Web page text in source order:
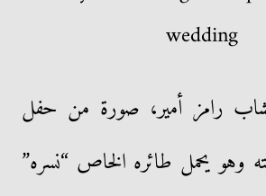
رامز أمير، صورة من حفل
وهو يحمل طائره الخاص “نسره”